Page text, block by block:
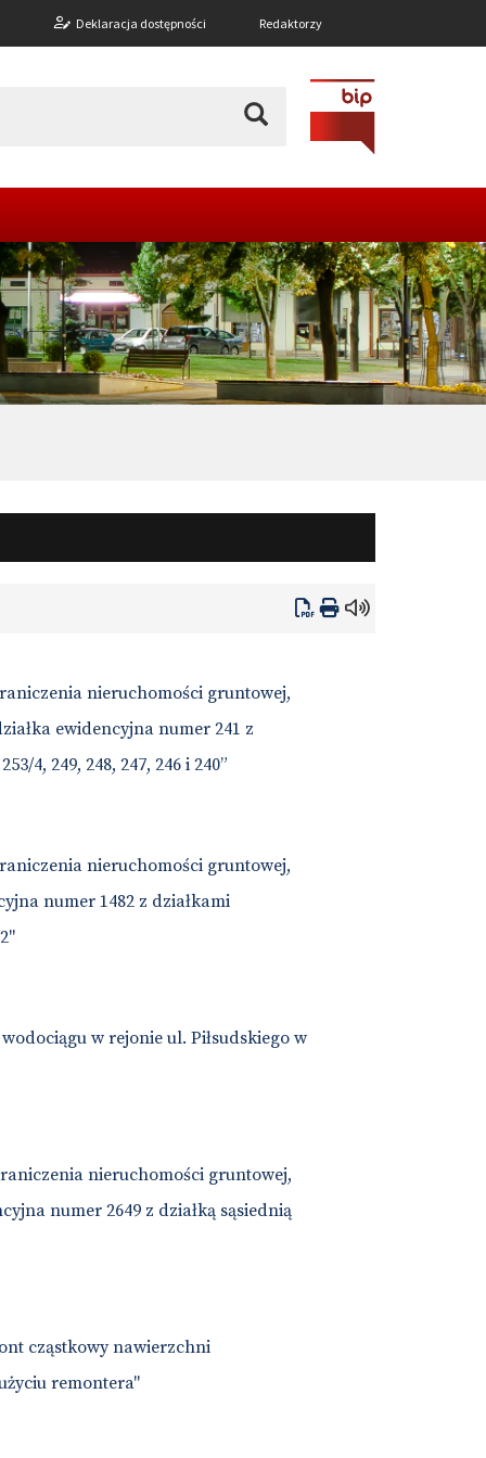
Deklaracja dostępności Redaktorzy
nieruchomości gruntowej,
ewidencyjna numer 241 z
4, 249, 248, 247, 246 i 240”
nieruchomości gruntowej,
numer 1482 z działkami
w rejonie ul. Piłsudskiego w
nieruchomości gruntowej,
numer 2649 z działką sąsiednią
cząstkowy nawierzchni
remontera"